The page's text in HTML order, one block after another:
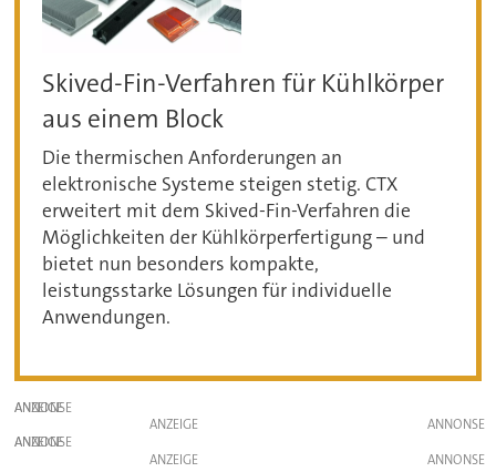
Skived-Fin-Verfahren für Kühlkörper
aus einem Block
Die thermischen Anforderungen an
elektronische Systeme steigen stetig. CTX
erweitert mit dem Skived-Fin-Verfahren die
Möglichkeiten der Kühlkörperfertigung – und
bietet nun besonders kompakte,
leistungsstarke Lösungen für individuelle
Anwendungen.
ANZEIGE
ANZEIGE
ANZEIGE
ANZEIGE